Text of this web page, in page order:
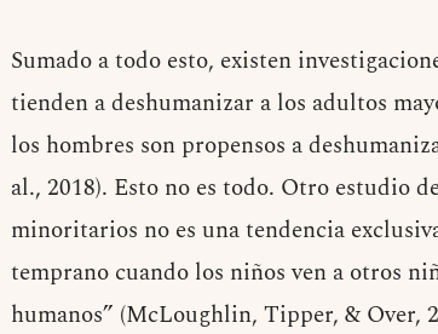
Sumado a todo esto, existen
tienden a deshumanizar a los adultos
los hombres son propensos a
al., 2018). Esto no es todo. Otro estudio
minoritarios no es una tendencia
temprano cuando los niños ven a otros
humanos” (McLoughlin, Tipper, & Over,